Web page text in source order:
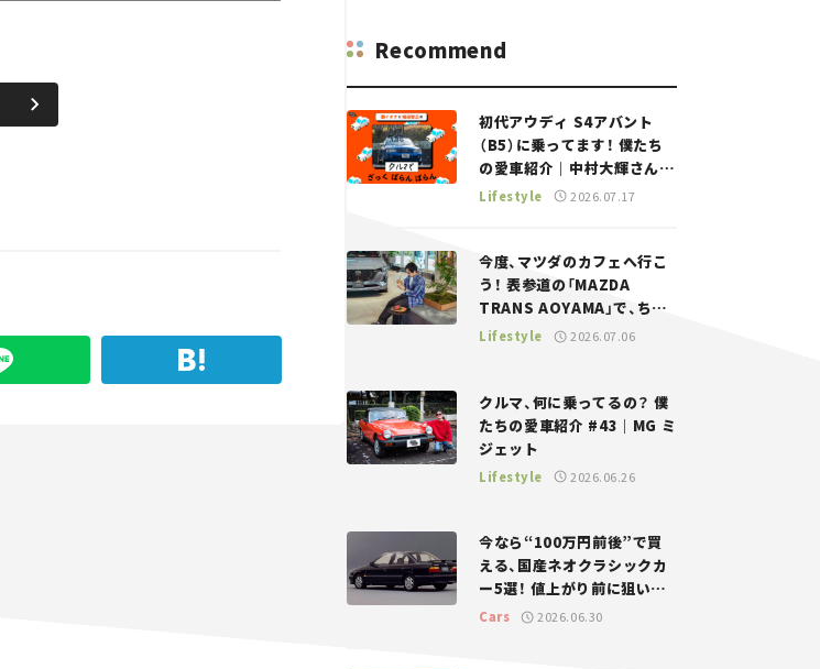
Recommend
初代アウディ S4アバント
（B5）に乗ってます！ 僕たち
の愛車紹介｜中村大輝さん
——瀬イオナと嶋田智之の
Lifestyle 2026.07.17
今度、マツダのカフェへ行こ
う！ 表参道の「MAZDA
TRANS AOYAMA」で、ちょ
っとひと息。——連載｜CCG
Lifestyle 2026.07.06
クルマ、何に乗ってるの？ 僕
たちの愛車紹介 #43｜MG ミ
ジェット
Lifestyle 2026.06.26
今なら“100万円前後”で買
える、国産ネオクラシックカ
ー5選！ 値上がり前に狙いた
い、中古車探しをお手伝い――ち
Cars 2026.06.30